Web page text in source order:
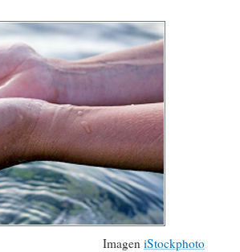
Imagen iStockphoto